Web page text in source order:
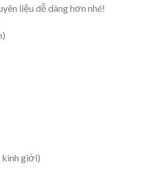
liệu dễ dàng hơn nhé!
kinh giới)